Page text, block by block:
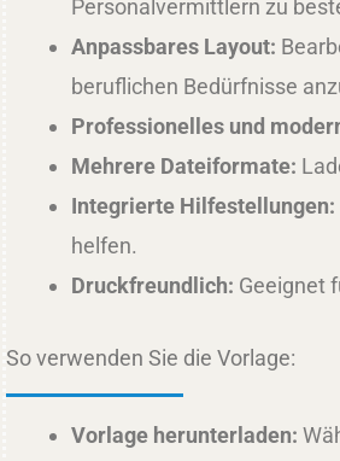
Personalvermittlern zu
Anpassbares Layout:
beruflichen Bedürfnisse
Professionelles und
Mehrere Dateiformate:
Integrierte Hilfestellungen:
helfen.
Druckfreundlich: Geeignet
So verwenden Sie die Vorlage:
Vorlage herunterladen: